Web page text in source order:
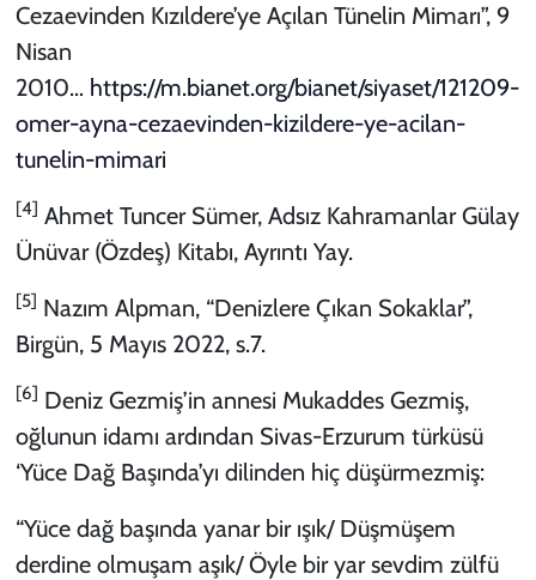
Cezaevinden Kızıldere’ye Açılan Tünelin Mimarı”, 9
Nisan
2010… https://m.bianet.org/bianet/siyaset/121209-
omer-ayna-cezaevinden-kizildere-ye-acilan-
tunelin-mimari
[4] Ahmet Tuncer Sümer, Adsız Kahramanlar Gülay
Ünüvar (Özdeş) Kitabı, Ayrıntı Yay.
[5] Nazım Alpman, “Denizlere Çıkan Sokaklar”,
Birgün, 5 Mayıs 2022, s.7.
[6] Deniz Gezmiş’in annesi Mukaddes Gezmiş,
oğlunun idamı ardından Sivas-Erzurum türküsü
‘Yüce Dağ Başında’yı dilinden hiç düşürmezmiş:
“Yüce dağ başında yanar bir ışık/ Düşmüşem
derdine olmuşam aşık/ Öyle bir yar sevdim zülfü